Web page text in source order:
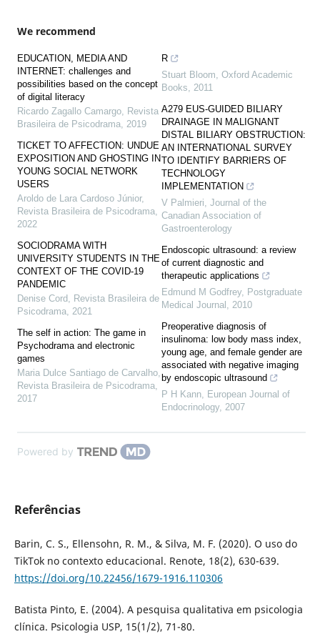
We recommend
EDUCATION, MEDIA AND
INTERNET: challenges and
possibilities based on the concept
of digital literacy
Ricardo Zagallo Camargo, Revista
Brasileira de Psicodrama, 2019
TICKET TO AFFECTION: UNDUE
EXPOSITION AND GHOSTING IN
YOUNG SOCIAL NETWORK
USERS
Aroldo de Lara Cardoso Júnior,
Revista Brasileira de Psicodrama,
2022
SOCIODRAMA WITH
UNIVERSITY STUDENTS IN THE
CONTEXT OF THE COVID-19
PANDEMIC
Denise Cord, Revista Brasileira de
Psicodrama, 2021
The self in action: The game in
Psychodrama and electronic
games
Maria Dulce Santiago de Carvalho,
Revista Brasileira de Psicodrama,
2017
R
Stuart Bloom, Oxford Academic
Books, 2011
A279 EUS-GUIDED BILIARY
DRAINAGE IN MALIGNANT
DISTAL BILIARY OBSTRUCTION:
AN INTERNATIONAL SURVEY
TO IDENTIFY BARRIERS OF
TECHNOLOGY
IMPLEMENTATION
V Palmieri, Journal of the
Canadian Association of
Gastroenterology
Endoscopic ultrasound: a review
of current diagnostic and
therapeutic applications
Edmund M Godfrey, Postgraduate
Medical Journal , 2010
Preoperative diagnosis of
insulinoma: low body mass index,
young age, and female gender are
associated with negative imaging
by endoscopic ultrasound
P H Kann, European Journal of
Endocrinology, 2007
Powered by
Referências
Barin, C. S., Ellensohn, R. M., & Silva, M. F. (2020). O uso do
TikTok no contexto educacional. Renote, 18(2), 630-639.
https://doi.org/10.22456/1679-1916.110306
Batista Pinto, E. (2004). A pesquisa qualitativa em psicologia
clínica. Psicologia USP, 15(1/2), 71-80.